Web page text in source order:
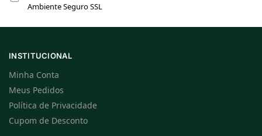
Ambiente Seguro SSL
INSTITUCIONAL
Minha Conta
Meus Pedidos
Política de Privacidade
Cupom de Desconto